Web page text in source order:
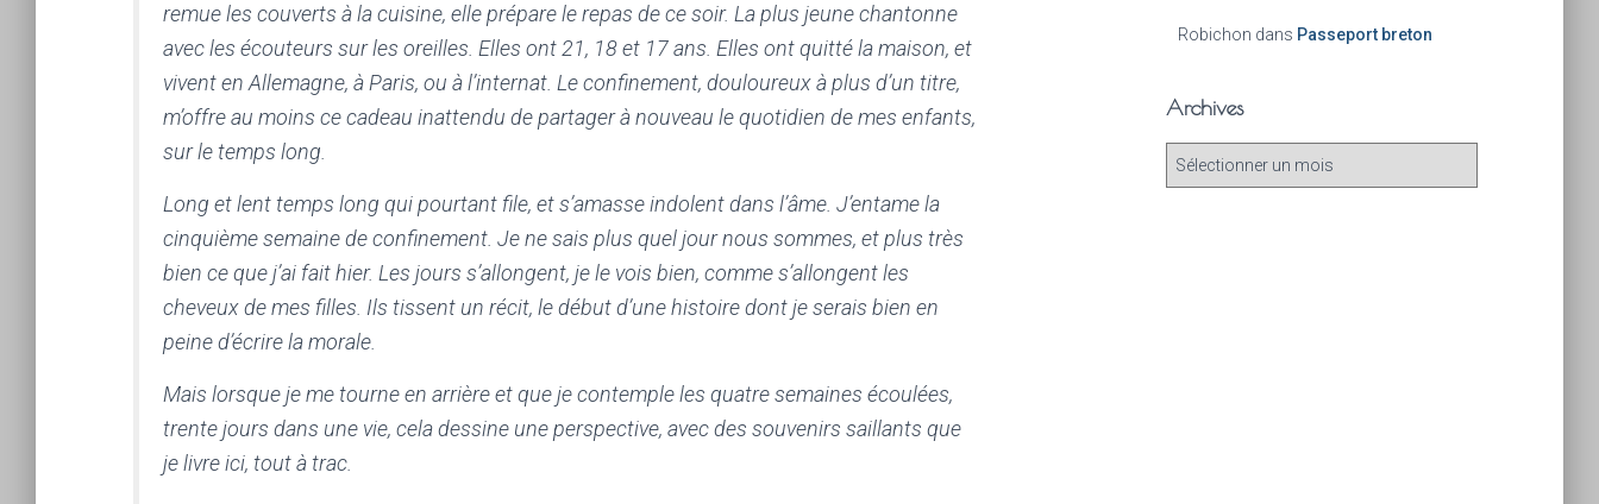
remue les couverts à la cuisine, elle prépare le repas de ce soir. La plus jeune chantonne
avec les écouteurs sur les oreilles. Elles ont 21, 18 et 17 ans. Elles ont quitté la maison, et
vivent en Allemagne, à Paris, ou à l’internat. Le confinement, douloureux à plus d’un titre,
m’offre au moins ce cadeau inattendu de partager à nouveau le quotidien de mes enfants,
sur le temps long.
Long et lent temps long qui pourtant file, et s’amasse indolent dans l’âme. J’entame la
cinquième semaine de confinement. Je ne sais plus quel jour nous sommes, et plus très
bien ce que j’ai fait hier. Les jours s’allongent, je le vois bien, comme s’allongent les
cheveux de mes filles. Ils tissent un récit, le début d’une histoire dont je serais bien en
peine d’écrire la morale.
Mais lorsque je me tourne en arrière et que je contemple les quatre semaines écoulées,
trente jours dans une vie, cela dessine une perspective, avec des souvenirs saillants que
je livre ici, tout à trac.
Robichon dans Passeport breton
Archives